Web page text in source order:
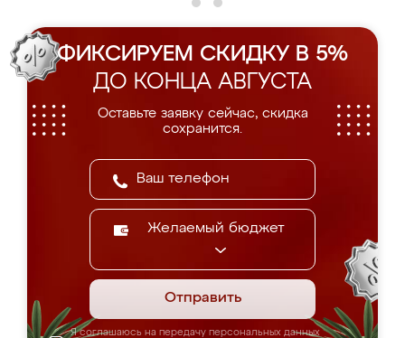
ФИКСИРУЕМ СКИДКУ В 5%
ДО КОНЦА АВГУСТА
Оставьте заявку сейчас, скидка
сохранится.
Желаемый бюджет
Отправить
Я соглашаюсь на передачу персональных данных